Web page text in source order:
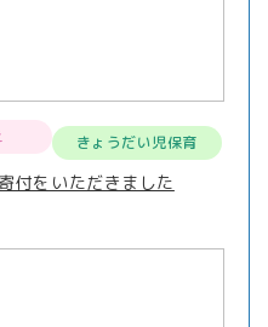
きょうだい児保育
付をいただきました